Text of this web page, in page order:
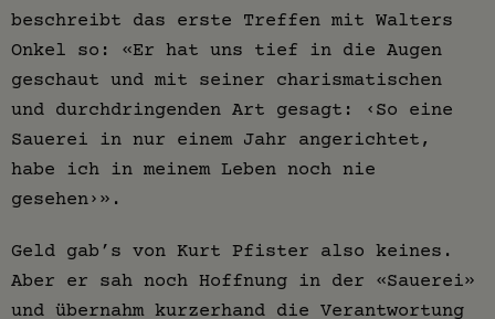
beschreibt das erste Treffen mit Walters
Onkel so: «Er hat uns tief in die Augen
geschaut und mit seiner charismatischen
und durchdringenden Art gesagt: ‹So eine
Sauerei in nur einem Jahr angerichtet,
habe ich in meinem Leben noch nie
gesehen›».
Geld gab’s von Kurt Pfister also keines.
Aber er sah noch Hoffnung in der «Sauerei»
und übernahm kurzerhand die Verantwortung